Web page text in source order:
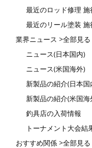
最近のロッド修理
最近のリール塗装
業界ニュース >全部見る
ニュース(日本国内)
ニュース(米国海外)
新製品の紹介(日本国
新製品の紹介(米国海
釣具店の入荷情報
トーナメント大会結
おすすめ関係 >全部見る